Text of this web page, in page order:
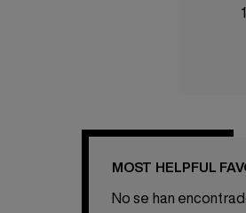
1
MOST HELPFUL
No se han